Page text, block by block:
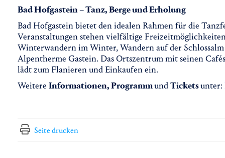
Bad Hofgastein – Tanz, Berge und Erholung
Bad Hofgastein bietet den idealen Rahmen für die
Veranstaltungen stehen vielfältige
Winterwandern im Winter, Wandern auf der
Alpentherme Gastein. Das Ortszentrum mit seinen
lädt zum Flanieren und Einkaufen ein.
Weitere Informationen, ProgrammundTicketsunter:
Seite drucken